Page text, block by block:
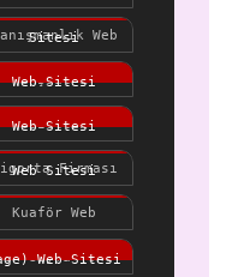
Medikal Web
Sitesi
Web
İnşaat &
Sitesi
Güzellik
Merkezi Web
Sitesi
Firması
Web Sitesi
Kuaför Web
Sayfa (One